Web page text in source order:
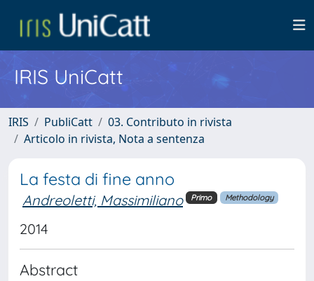
IRIS UniCatt
IRIS PubliCatt
03. Contributo in rivista
Articolo in rivista, Nota a sentenza
La festa di fine anno
Andreoletti, Massimiliano Primo Methodology
2014
Abstract